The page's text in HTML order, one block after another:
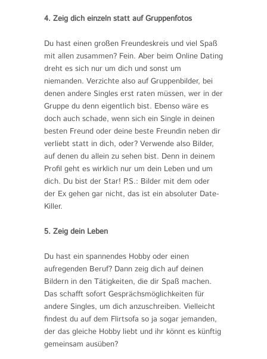
4. Zeig dich einzeln statt auf Gruppenfotos
Du hast einen großen Freundeskreis und viel Spaß
mit allen zusammen? Fein. Aber beim Online Dating
dreht es sich nur um dich und sonst um
niemanden. Verzichte also auf Gruppenbilder, bei
denen andere Singles erst raten müssen, wer in der
Gruppe du denn eigentlich bist. Ebenso wäre es
doch auch schade, wenn sich ein Single in deinen
besten Freund oder deine beste Freundin neben dir
verliebt statt in dich, oder? Verwende also Bilder,
auf denen du allein zu sehen bist. Denn in deinem
Profil geht es wirklich nur um dein Leben und um
dich. Du bist der Star! P.S.: Bilder mit dem oder
der Ex gehen gar nicht, das ist ein absoluter Date-
Killer.
5. Zeig dein Leben
Du hast ein spannendes Hobby oder einen
aufregenden Beruf? Dann zeig dich auf deinen
Bildern in den Tätigkeiten, die dir Spaß machen.
Das schafft sofort Gesprächsmöglichkeiten für
andere Singles, um dich anzuschreiben. Vielleicht
findest du auf dem Flirtsofa so ja sogar jemanden,
der das gleiche Hobby liebt und ihr könnt es künftig
gemeinsam ausüben?